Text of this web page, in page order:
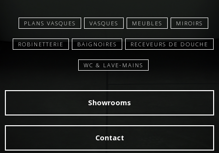
PLANS VASQUES VASQUES MEUBLES MIROIRS
ROBINETTERIE BAIGNOIRES RECEVEURS DE DOUCHE
WC & LAVE-MAINS
Showrooms
Contact